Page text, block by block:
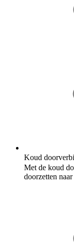
Koud
Met de koud
doorzetten